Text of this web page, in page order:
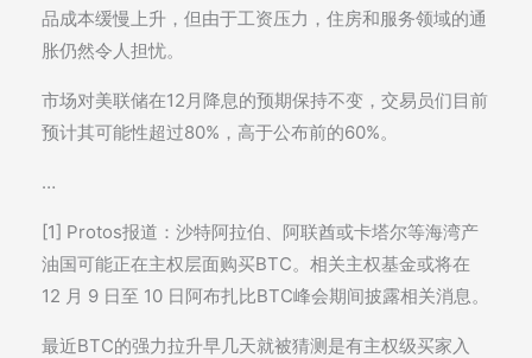
品成本缓慢上升，但由于工资压力，住房和服务领域的通
胀仍然令人担忧。
市场对美联储在12月降息的预期保持不变，交易员们目前
预计其可能性超过80%，高于公布前的60%。
…
[1] Protos报道：沙特阿拉伯、阿联酋或卡塔尔等海湾产
油国可能正在主权层面购买BTC。相关主权基金或将在
12 月 9 日至 10 日阿布扎比BTC峰会期间披露相关消息。
最近BTC的强力拉升早几天就被猜测是有主权级买家入